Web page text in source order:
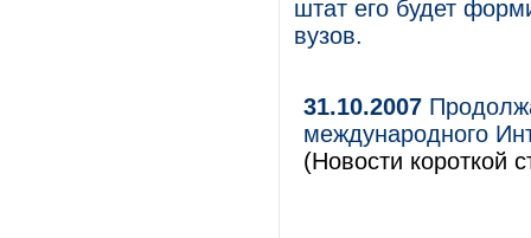
штат его будет
вузов.
31.10.2007
международного
(Новости короткой